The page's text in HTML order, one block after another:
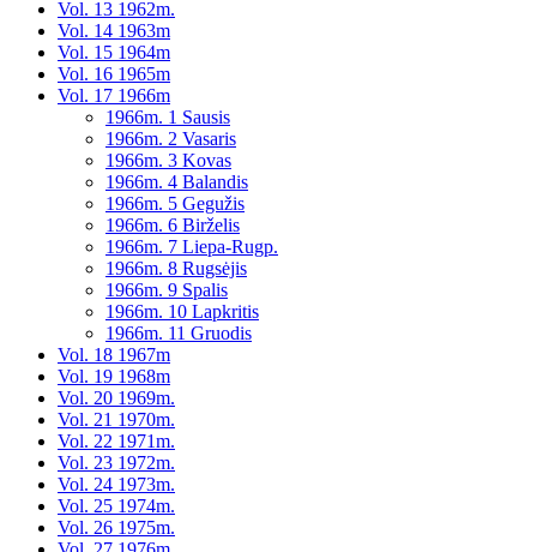
Vol. 13 1962m.
Vol. 14 1963m
Vol. 15 1964m
Vol. 16 1965m
Vol. 17 1966m
1966m. 1 Sausis
1966m. 2 Vasaris
1966m. 3 Kovas
1966m. 4 Balandis
1966m. 5 Gegužis
1966m. 6 Birželis
1966m. 7 Liepa-Rugp.
1966m. 8 Rugsėjis
1966m. 9 Spalis
1966m. 10 Lapkritis
1966m. 11 Gruodis
Vol. 18 1967m
Vol. 19 1968m
Vol. 20 1969m.
Vol. 21 1970m.
Vol. 22 1971m.
Vol. 23 1972m.
Vol. 24 1973m.
Vol. 25 1974m.
Vol. 26 1975m.